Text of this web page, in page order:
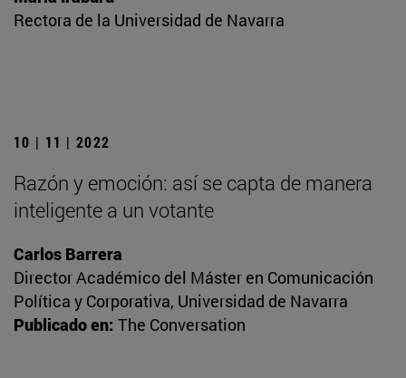
Rectora de la Universidad de Navarra
10 | 11 | 2022
Razón y emoción: así se capta de manera
inteligente a un votante
Carlos Barrera
Director Académico del Máster en Comunicación
Política y Corporativa, Universidad de Navarra
Publicado en: The Conversation